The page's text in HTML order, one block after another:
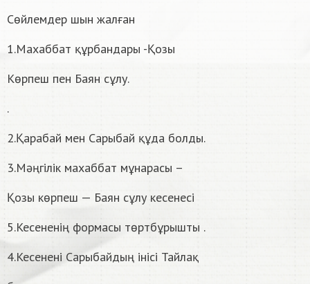
Сөйлемдер шын жалған
1.Махаббат құрбандары -Қозы
Көрпеш пен Баян сұлу.
.
2.Қарабай мен Сарыбай құда болды.
3.Мәңгілік махаббат мұнарасы –
Қозы көрпеш — Баян сұлу кесенесі
5.Кесененің формасы төртбұрышты .
4.Кесенені Сарыбайдың інісі Тайлақ